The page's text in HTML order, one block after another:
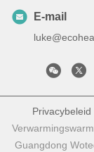
E-mail
Privacybeleid
Guangdong